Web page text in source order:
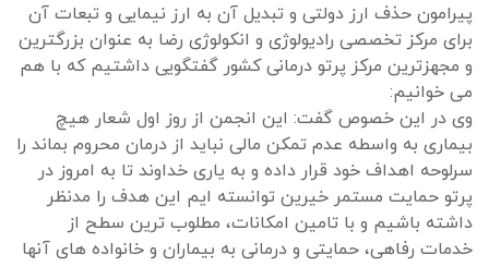
پیرامون حذف ارز دولتی و تبدیل آن به ارز نیمایی و تبعات آن
برای مرکز تخصصی رادیولوژی و انکولوژی رضا به عنوان بزرگترین
و مجهزترین مرکز پرتو درمانی کشور گفتگویی داشتیم که با هم
می خوانیم:
وی در این خصوص گفت: این انجمن از روز اول شعار هیچ
بیماری به واسطه عدم تمکن مالی نباید از درمان محروم بماند را
سرلوحه اهداف خود قرار داده و به یاری خداوند تا به امروز در
پرتو حمایت مستمر خیرین توانسته ایم این هدف را مدنظر
داشته باشیم و با تامین امکانات، مطلوب ترین سطح از
خدمات رفاهی، حمایتی و درمانی به بیماران و خانواده های آنها